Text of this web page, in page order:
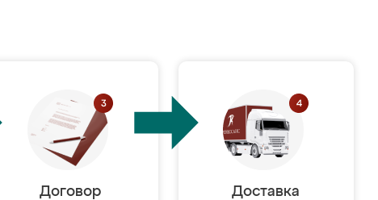
Договор
Доставка